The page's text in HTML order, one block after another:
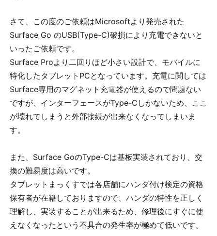
さて、この度のご依頼はMicrosoftより発売された
Surface Go のUSB(Type-C)破損により充電できないと
いったご依頼です。
Surface Proより二回りほど小さい設計で、モバイルに
特化したタブレットPCとなっています。充電に関しては
Surface専用のマグネット充電器が使えるので問題ない
ですが、インターフェースがType-Cしかないため、ここ
が壊れてしまうと外部接続が出来なくなってしまいま
す。
また、Surface GoのType-Cは基板実装されており、交
換の難易度は高いです。
タブレットまっくすでは各店舗にハンダ付け検定の資格
保有者が在籍しておりますので、ハンダの特性を正しく
理解し、実装することが出来るため、修理後にすぐに使
えなくなったという不具合の発生率が極めて低いです。